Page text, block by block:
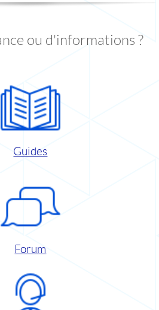
ou d'informations ?
Guides
Forum